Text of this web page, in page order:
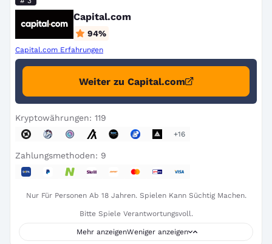
Capital.com
94%
Capital.com Erfahrungen
Weiter zu Capital.com
Kryptowährungen: 119
+16
Zahlungsmethoden: 9
Nur Für Personen Ab 18 Jahren. Spielen Kann Süchtig Machen.
Bitte Spiele Verantwortungsvoll.
Mehr anzeigenWeniger anzeigen